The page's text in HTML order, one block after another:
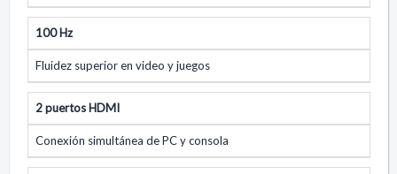
100 Hz
Fluidez superior en video y juegos
2 puertos HDMI
Conexión simultánea de PC y consola